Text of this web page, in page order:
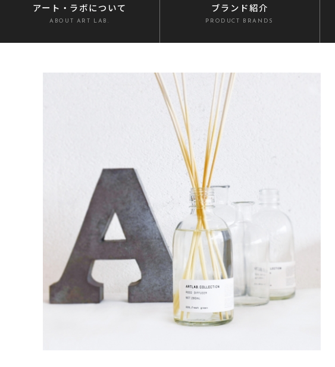
アート・ラボについて
ABOUT ART LAB.
ブランド紹介
PRODUCT BRANDS